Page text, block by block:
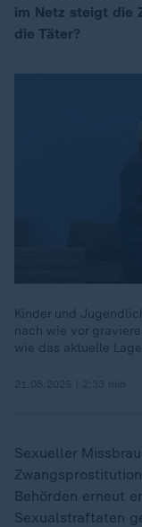
im Netz steigt die
die Täter?
Kinder und
nach wie vor
wie das aktuelle
Sexueller
Behörden erneut
Sexualstraftaten